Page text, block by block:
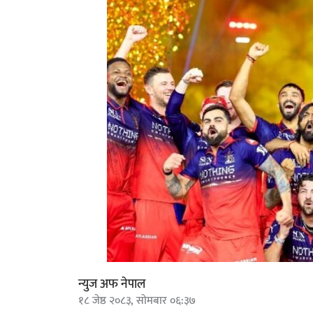
न्युज अफ नेपाल
१८ जेष्ठ २०८३, सोमबार ०६:३७